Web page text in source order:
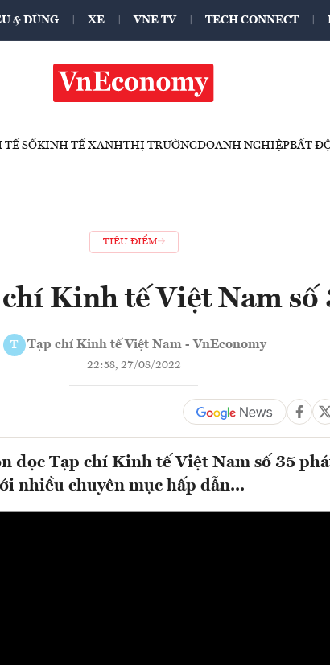
& DÙNG XE VNE TV TECH CONNECT
SỐKINH TẾ XANHTHỊ TRƯỜNGDOANH NGHIỆPBẤT
TIÊU ĐIỂM
Kinh tế Việt Nam số
T Tạp chí Kinh tế Việt Nam - VnEconomy
22:58, 27/08/2022
đọc Tạp chí Kinh tế Việt Nam số 35
nhiều chuyên mục hấp dẫn...